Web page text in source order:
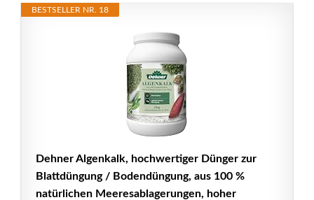
BESTSELLER NR. 18
Dehner Algenkalk, hochwertiger Dünger zur
Blattdüngung / Bodendüngung, aus 100 %
natürlichen Meeresablagerungen, hoher